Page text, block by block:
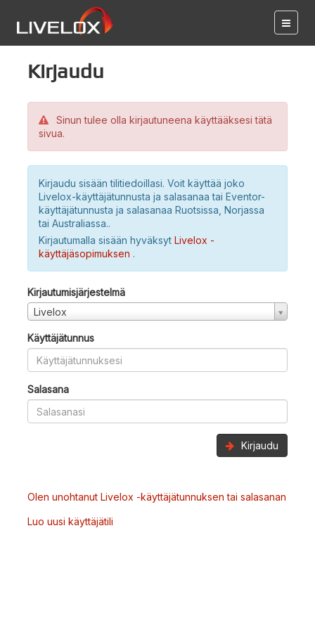
Kirjaudu
Sinun tulee olla kirjautuneena käyttääksesi tätä
sivua.
Kirjaudu sisään tilitiedoillasi. Voit käyttää joko
Livelox-käyttäjätunnusta ja salasanaa tai Eventor-
käyttäjätunnusta ja salasanaa Ruotsissa, Norjassa
tai Australiassa..
Kirjautumalla sisään hyväksyt Livelox -
käyttäjäsopimuksen .
Kirjautumisjärjestelmä
Livelox
Käyttäjätunnus
Salasana
Kirjaudu
Olen unohtanut Livelox -käyttäjätunnuksen tai salasanan
Luo uusi käyttäjätili